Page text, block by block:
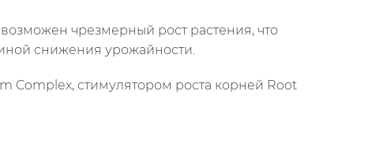
чрезмерный рост растения, что
снижения урожайности.
Complex, стимулятором роста корней Root